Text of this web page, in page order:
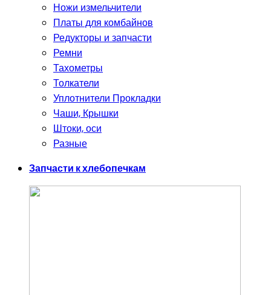
Ножи измельчители
Платы для комбайнов
Редукторы и запчасти
Ремни
Тахометры
Толкатели
Уплотнители Прокладки
Чаши, Крышки
Штоки, оси
Разные
Запчасти к хлебопечкам